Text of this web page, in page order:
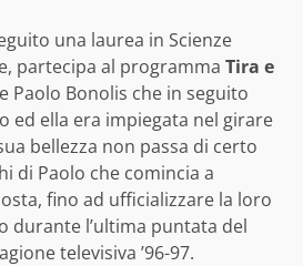
una laurea in Scienze
partecipa al programma Tira e
Paolo Bonolis che in seguito
ed ella era impiegata nel girare
bellezza non passa di certo
di Paolo che comincia a
fino ad ufficializzare la loro
durante l’ultima puntata del
televisiva ’96-97.